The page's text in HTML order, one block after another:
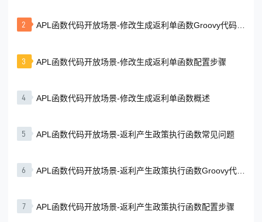
2
APL函数代码开放场景-修改生成返利单函数Groovy代码示
3 APL函数代码开放场景-修改生成返利单函数配置步骤
4 APL函数代码开放场景-修改生成返利单函数概述
5 APL函数代码开放场景-返利产生政策执行函数常见问题
6
APL函数代码开放场景-返利产生政策执行函数Groovy代码
7 APL函数代码开放场景-返利产生政策执行函数配置步骤